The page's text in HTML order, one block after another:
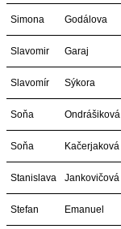
Simona Godálova
Slavomir Garaj
Slavomír Sýkora
Soňa Ondrášiková
Soňa Kačerjaková
Stanislava Jankovičová
Stefan Emanuel